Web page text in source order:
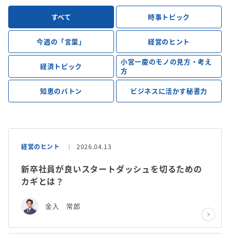
すべて 時事トピック
今週の「言葉」 経営のヒント
経済トピック
小宮一慶のモノの見方・考え
方
知恵のバトン ビジネスに活かす秘書力
経営のヒント 2026.04.13
新卒社員が良いスタートダッシュを切るための
カギとは？
金入 常郎